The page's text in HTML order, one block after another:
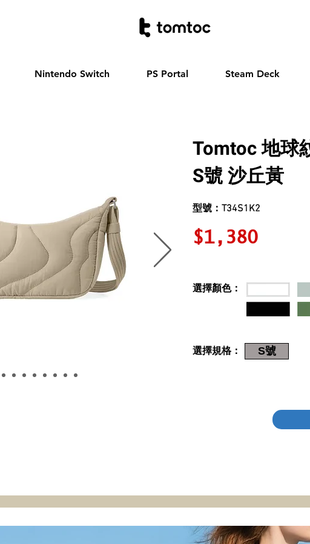
Nintendo Switch PS Portal Steam Deck
Tomtoc 地球
S號沙丘黃
型號：T34S1K2
$1,380
選擇顏色：
選擇規格： S號